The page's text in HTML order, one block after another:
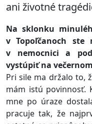
ani životné
Na sklonku
v Topoľčanoch
v nemocnici a
vystúpiť na
Pri sile ma držalo to,
mám istú povinnosť.
mne po úraze
pracuje tak, že